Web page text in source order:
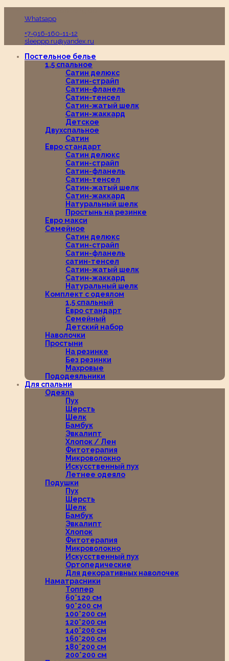
Whatsapp
+7-916-160-11-12
sleeppp.ru@yandex.ru
Постельное белье
1,5 спальное
Сатин делюкс
Сатин-страйп
Сатин-фланель
Сатин-тенсел
Сатин-жатый шелк
Сатин-жаккард
Детское
Двухспальное
Сатин
Евро стандарт
Сатин делюкс
Сатин-страйп
Сатин-фланель
Сатин-тенсел
Сатин-жатый шелк
Сатин-жаккард
Натуральный шелк
Простынь на резинке
Евро макси
Семейное
Сатин делюкс
Сатин-страйп
Сатин-фланель
сатин-тенсел
Сатин-жатый шелк
Сатин-жаккард
Натуральный шелк
Комплект с одеялом
1,5 спальный
Евро стандарт
Семейный
Детский набор
Наволочки
Простыни
На резинке
Без резинки
Махровые
Пододеяльники
Для спальни
Одеяла
Пух
Шерсть
Шелк
Бамбук
Эвкалипт
Хлопок / Лен
Фитотерапия
Микроволокно
Искусственный пух
Летнее одеяло
Подушки
Пух
Шерсть
Шелк
Бамбук
Эвкалипт
Хлопок
Фитотерапия
Микроволокно
Искусственный пух
Ортопедические
Для декоративных наволочек
Наматрасники
Топпер
60*120 см
90*200 см
100*200 см
120*200 см
140*200 см
160*200 см
180*200 см
200*200 см